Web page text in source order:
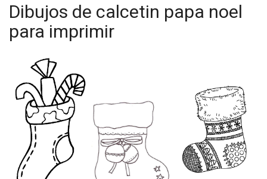
Dibujos de calcetin papa noel
para imprimir